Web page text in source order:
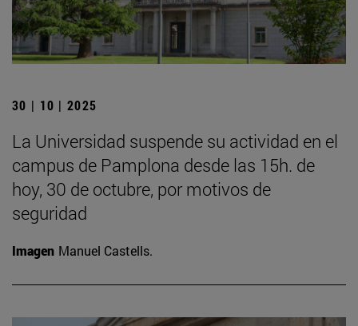
30 | 10 | 2025
La Universidad suspende su actividad en el
campus de Pamplona desde las 15h. de
hoy, 30 de octubre, por motivos de
seguridad
Imagen Manuel Castells.